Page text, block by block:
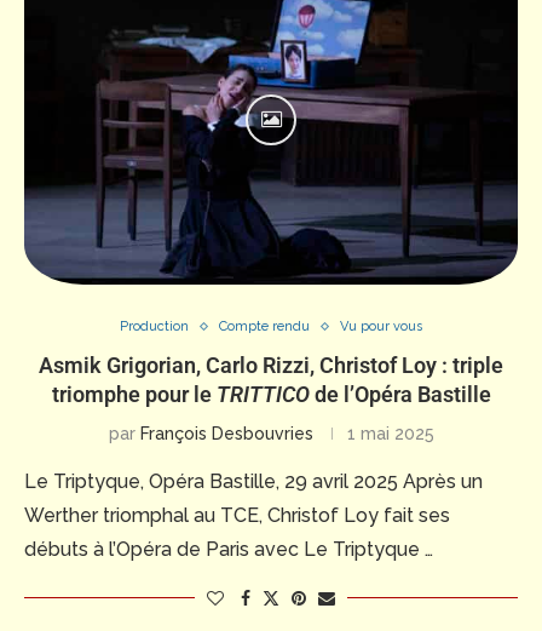
Production Compte rendu Vu pour vous
Asmik Grigorian, Carlo Rizzi, Christof Loy : triple
triomphe pour leTRITTICOde l’Opéra Bastille
par François Desbouvries 1 mai 2025
Le Triptyque, Opéra Bastille, 29 avril 2025 Après un
Werther triomphal au TCE, Christof Loy fait ses
débuts à l’Opéra de Paris avec Le Triptyque …